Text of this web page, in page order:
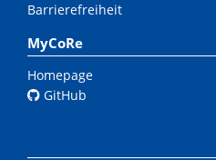
Barrierefreiheit
MyCoRe
Homepage
GitHub